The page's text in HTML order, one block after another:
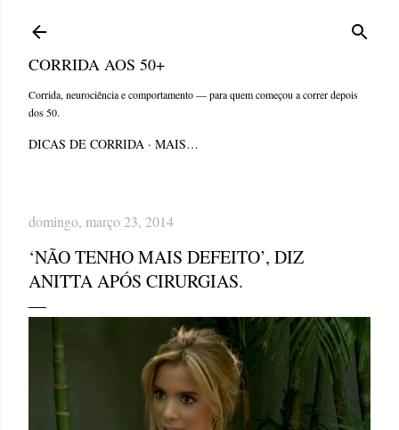
CORRIDA AOS 50+
Corrida, neurociência e comportamento — para quem começou a correr depois
dos 50.
DICAS DE CORRIDA MAIS…
domingo, março 23, 2014
‘NÃO TENHO MAIS DEFEITO’, DIZ
ANITTA APÓS CIRURGIAS.